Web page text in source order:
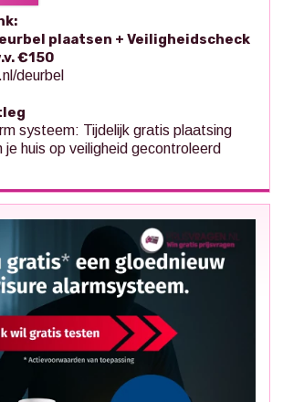
plaatsen + Veiligheidscheck
€150
deurbel
systeem: Tijdelijk gratis plaatsing
je huis op veiligheid gecontroleerd